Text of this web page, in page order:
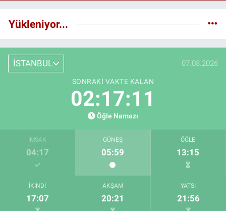
Yükleniyor...
İSTANBUL 07.08.2026
SONRAKI VAKTE KALAN
02:17:10
Öğle Namazı
İMSAK
04:17
GÜNEŞ
05:59
ÖĞLE
13:15
İKINDI
17:07
AKŞAM
20:21
YATSI
21:56